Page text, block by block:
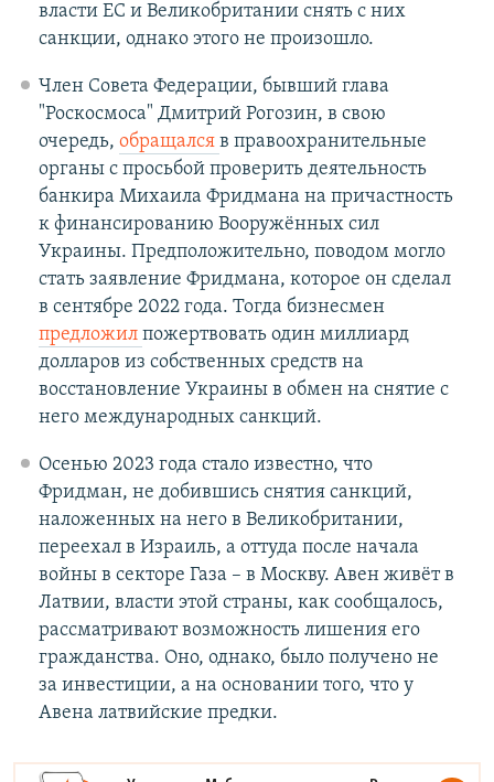
власти ЕС и Великобритании снять с них
санкции, однако этого не произошло.
Член Совета Федерации, бывший глава
"Роскосмоса" Дмитрий Рогозин, в свою
очередь, обращался в правоохранительные
органы с просьбой проверить деятельность
банкира Михаила Фридмана на причастность
к финансированию Вооружённых сил
Украины. Предположительно, поводом могло
стать заявление Фридмана, которое он сделал
в сентябре 2022 года. Тогда бизнесмен
предложил пожертвовать один миллиард
долларов из собственных средств на
восстановление Украины в обмен на снятие с
него международных санкций.
Осенью 2023 года стало известно, что
Фридман, не добившись снятия санкций,
наложенных на него в Великобритании,
переехал в Израиль, а оттуда после начала
войны в секторе Газа – в Москву. Авен живёт в
Латвии, власти этой страны, как сообщалось,
рассматривают возможность лишения его
гражданства. Оно, однако, было получено не
за инвестиции, а на основании того, что у
Авена латвийские предки.